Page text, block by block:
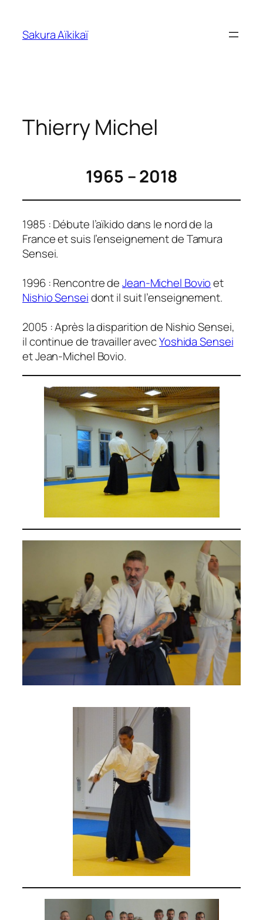
content
Sakura Aïkikaï
Thierry Michel
1965 – 2018
1985 : Débute l’aïkido dans le nord de la
France et suis l’enseignement de Tamura
Sensei.
1996 : Rencontre deJean-Michel Bovioet
Nishio Senseidont il suit l’enseignement.
2005 : Après la disparition de Nishio Sensei,
il continue de travailler avecYoshida Sensei
et Jean-Michel Bovio.